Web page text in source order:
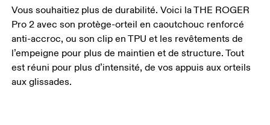
Vous souhaitiez plus de durabilité. Voici la THE ROGER
Pro 2 avec son protège-orteil en caoutchouc renforcé
anti-accroc, ou son clip en TPU et les revêtements de
l’empeigne pour plus de maintien et de structure. Tout
est réuni pour plus d’intensité, de vos appuis aux orteils
aux glissades.